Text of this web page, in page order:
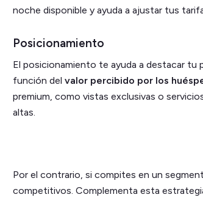
noche disponible y ayuda a ajustar tus
Posicionamiento
El posicionamiento te ayuda a destacar tu
función del valor percibido por los
premium, como vistas exclusivas o
altas.
Por el contrario, si compites en un
competitivos. Complementa esta